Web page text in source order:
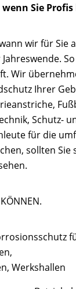
Sie
wir für Sie
Wir
Ihrer
Schutz-
für die
sollten Sie
Werkshallen